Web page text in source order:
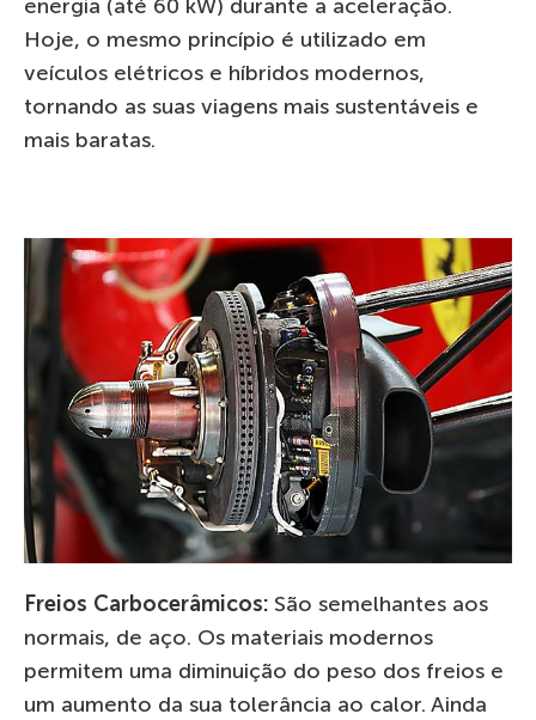
energia (até 60 kW) durante a aceleração.
Hoje, o mesmo princípio é utilizado em
veículos elétricos e híbridos modernos,
tornando as suas viagens mais sustentáveis e
mais baratas.
Freios Carbocerâmicos: São semelhantes aos
normais, de aço. Os materiais modernos
permitem uma diminuição do peso dos freios e
um aumento da sua tolerância ao calor. Ainda